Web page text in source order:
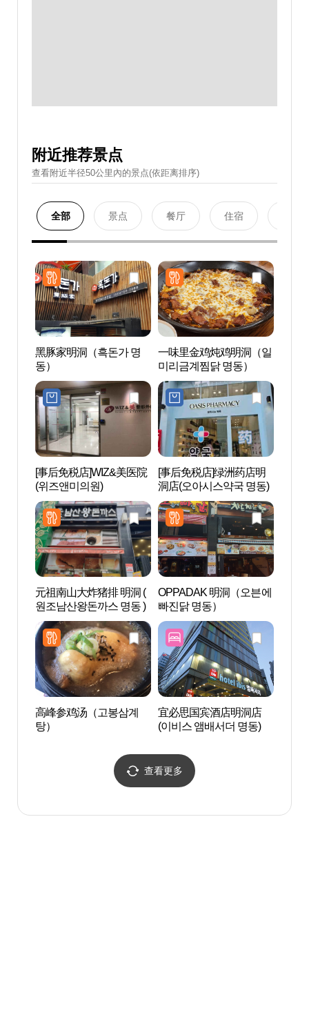
附近推荐景点
查看附近半径50公里內的景点(依距离排序)
全部 景点 餐厅 住宿
黑豚家明洞（흑돈가 명
동）
一味里金鸡炖鸡明洞（일
미리금계찜닭 명동）
[事后免税店]WIZ&美医院
(위즈앤미의원)
[事后免税店]绿洲药店明
洞店(오아시스약국 명동)
元祖南山大炸猪排 明洞 (
원조남산왕돈까스 명동 )
OPPADAK 明洞（오븐에
빠진닭 명동）
高峰参鸡汤（고봉삼계
탕）
宜必思国宾酒店明洞店
(이비스 앰배서더 명동)
查看更多